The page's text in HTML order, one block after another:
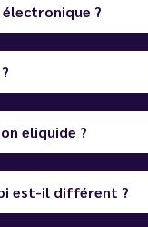
?
eliquide ?
est-il différent ?